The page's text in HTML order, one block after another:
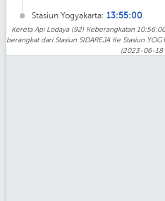
Stasiun Yogyakarta: 13:55:00
Kereta Api Lodaya (92) Keberangkatan
berangkat dari Stasiun SIDAREJA Ke Stasiun
(2023-06-18